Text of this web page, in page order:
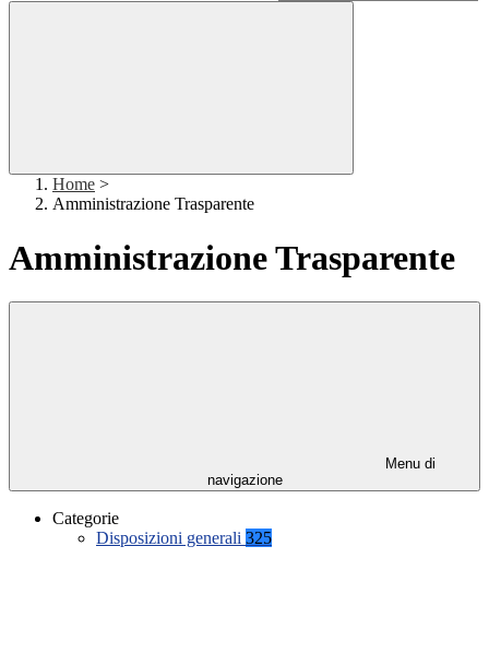
Home >
Amministrazione Trasparente
Amministrazione Trasparente
Menu di
navigazione
Categorie
Disposizioni generali 325